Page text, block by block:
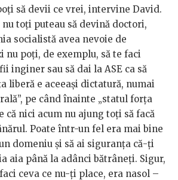
să devii ce vrei, intervine David.
toți puteau să devină doctori,
socialistă avea nevoie de
nu poți, de exemplu, să te faci
inginer sau să dai la ASE ca să
liberă e aceeași dictatură, numai
pe când înainte „statul forța
că nici acum nu ajung toți să facă
Poate într-un fel era mai bine
domeniu și să ai siguranța că-ți
aia până la adânci bătrâneți. Sigur,
ceva ce nu-ți place, era nasol –